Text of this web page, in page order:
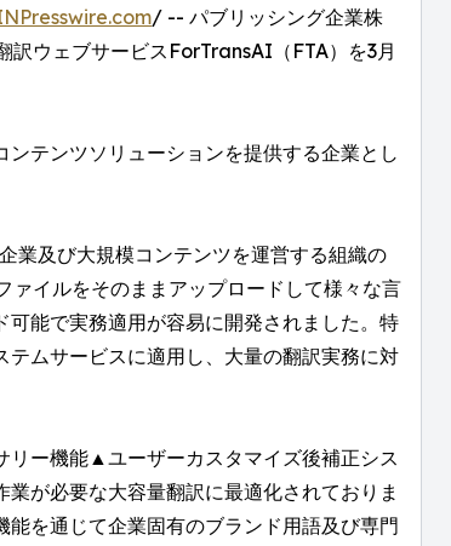
/ -- パブリッシング企業株
訳ウェブサービスForTransAI（FTA）を3月
テンツソリューションを提供する企業とし
業及び大規模コンテンツを運営する組織の
イルをそのままアップロードして様々な言
能で実務適用が容易に開発されました。特
ムサービスに適用し、大量の翻訳実務に対
ー機能▲ユーザーカスタマイズ後補正シス
が必要な大容量翻訳に最適化されておりま
を通じて企業固有のブランド用語及び専門